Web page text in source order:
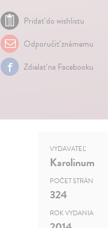
Pridať do wishlistu
Odporučiť známemu
Zdielať na Facebooku
VYDAVATEĽ
Karolinum
POČET STRÁN
324
ROK VYDANIA